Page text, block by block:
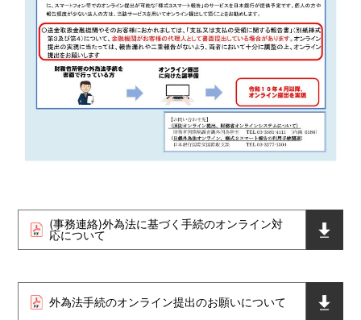
(事務連絡)外為法に基づく手続のオンライン対
応について
外為法手続のオンライン提出のお願いについて